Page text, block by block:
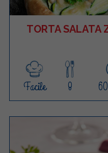
TORTA SALATA
Facile 8